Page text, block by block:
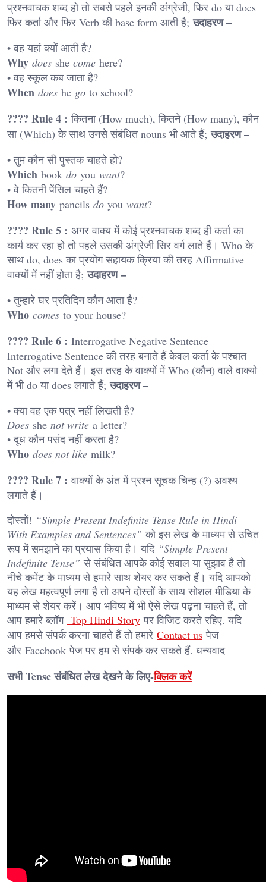
प्रश्नवाचक शब्द हो तो सबसे पहले इनकी अंग्रेजी, फिर do या does
फिर कर्ता और फिर Verb की base form आती है;उदाहरण –
• वह यहां क्यों आती है?
Why does she come here?
• वह स्कूल कब जाता है?
When does he go to school?
???? Rule 4 :कितना (How much), कितने (How many), कौन
सा (Which) के साथ उनसे संबंधित nouns भी आते हैं;उदाहरण –
• तुम कौन सी पुस्तक चाहते हो?
Which book do you want?
• वे कितनी पेंसिल चाहते हैं?
How many pancils do you want?
???? Rule 5 : अगर वाक्य में कोई प्रश्नवाचक शब्द ही कर्ता का
कार्य कर रहा हो तो पहले उसकी अंग्रेजी सिर वर्ग लाते हैं। Who के
साथ do, does का प्रयोग सहायक क्रिया की तरह Affirmative
वाक्यों में नहीं होता है;उदाहरण –
• तुम्हारे घर प्रतिदिन कौन आता है?
Who comes to your house?
???? Rule 6 : Interrogative Negative Sentence
Interrogative Sentence की तरह बनाते हैं केवल कर्ता के पश्चात
Not और लगा देते हैं। इस तरह के वाक्यों में Who (कौन) वाले वाक्यो
में भी do या does लगाते हैं;उदाहरण –
• क्या वह एक पत्र नहीं लिखती है?
Does she not write a letter?
• दूध कौन पसंद नहीं करता है?
Who does not like milk?
???? Rule 7 : वाक्यों के अंत में प्रश्न सूचक चिन्ह (?) अवश्य
लगाते हैं।
दोस्तों! “Simple Present Indefinite Tense Rule in Hindi
With Examples and Sentences” को इस लेख के माध्यम से उचित
रूप में समझाने का प्रयास किया है। यदि “Simple Present
Indefinite Tense” से संबंधित आपके कोई सवाल या सुझाव है तो
नीचे कमेंट के माध्यम से हमारे साथ शेयर कर सकते हैं। यदि आपको
यह लेख महत्वपूर्ण लगा है तो अपने दोस्तों के साथ सोशल मीडिया के
माध्यम से शेयर करें। आप भविष्य में भी ऐसे लेख पढ़ना चाहते हैं, तो
आप हमारे ब्लॉग Top Hindi Story पर विजिट करते रहिए. यदि
आप हमसे संपर्क करना चाहते हैं तो हमारे Contact us पेज
और Facebook पेज पर हम से संपर्क कर सकते हैं. धन्यवाद
सभी Tense संबंधित लेख देखने के लिए-क्लिक करें